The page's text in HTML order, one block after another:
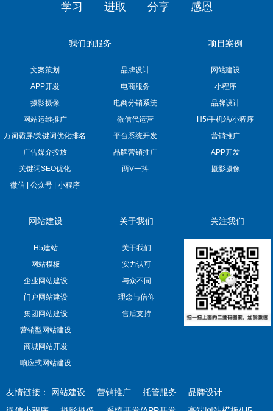
学习 进取 分享 感恩
我们的服务
文案策划
品牌设计
APP开发
电商服务
摄影摄像
电商分销系统
网站运维推广
微信代运营
万词霸屏/关键词优化排名
平台系统开发
广告媒介投放
品牌营销推广
关键词SEO优化
两V一抖
微信 | 公众号 | 小程序
项目案例
网站建设
小程序
品牌设计
H5/手机站/小程序
营销推广
APP开发
摄影摄像
网站建设
H5建站
网站模板
企业网站建设
门户网站建设
集团网站建设
营销型网站建设
商城网站开发
响应式网站建设
关于我们
关于我们
实力认可
与众不同
理念与信仰
售后支持
关注我们
友情链接： 网站建设 营销推广 托管服务
品牌设计